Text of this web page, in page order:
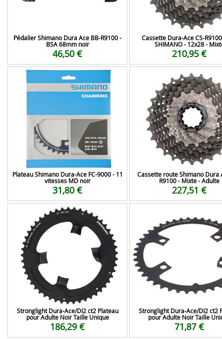
Pédalier Shimano Dura Ace BB-R9100 -
BSA 68mm noir
46,50 €
Cassette Dura-Ace CS-
SHIMANO - 12x28 -
210,95 €
Plateau Shimano Dura-Ace FC-9000 - 11
vitesses MD noir
31,80 €
Cassette route Shimano Dura
R9100 - Mixte - Adulte
227,51 €
Stronglight Dura-Ace/DI2 ct2 Plateau
pour Adulte Noir Taille Unique
186,29 €
Stronglight Dura-Ace/DI2 ct2
pour Adulte Noir Taille
71,87 €